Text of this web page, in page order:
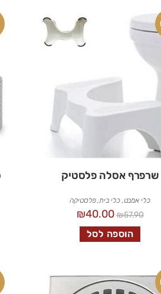
שרפרף אסלה פלסטיק
כלי אמבט,כלי בית,פלסטיקה
₪57.90
₪40.00
הוספה לסל